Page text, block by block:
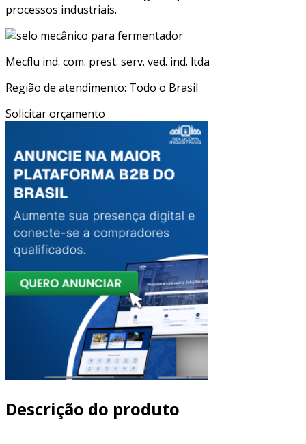
processos industriais.
Mecflu ind. com. prest. serv. ved. ind. ltda
Região de atendimento: Todo o Brasil
Solicitar orçamento
Descrição do produto